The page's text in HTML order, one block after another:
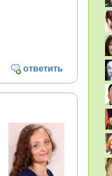
ответить